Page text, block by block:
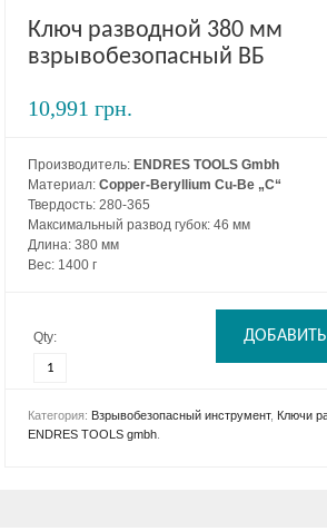
Ключ разводной 380 мм
взрывобезопасный ВБ
10,991 грн.
Производитель: ENDRES TOOLS Gmbh
Материал: Copper-Beryllium Cu-Be „C“
Твердость: 280-365
Максимальный развод губок: 46 мм
Длина: 380 мм
Вес: 1400 г
Qty:
Категория: Взрывобезопасный инструмент, Ключи
ENDRES TOOLS gmbh